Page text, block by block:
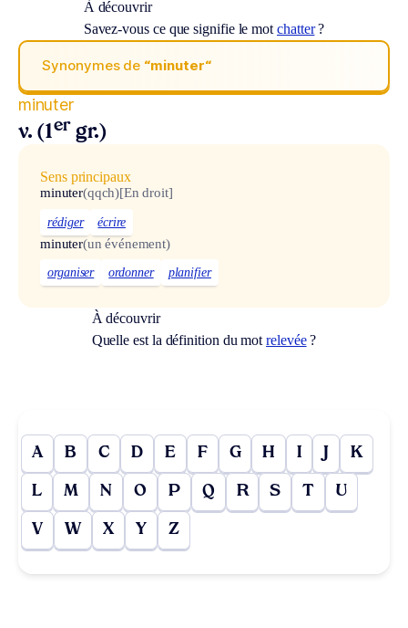
À découvrir
Savez-vous ce que signifie le mot chatter?
Synonymes de “minuter“
minuter
v. (1er gr.)
Sens principaux
minuter(qqch)[En droit]
rédiger écrire
minuter(un événement)
organiser ordonner planifier
À découvrir
Quelle est la définition du motrelevée?
A B C D E F G H I J K
L M N O P Q R S T U
V W X Y Z